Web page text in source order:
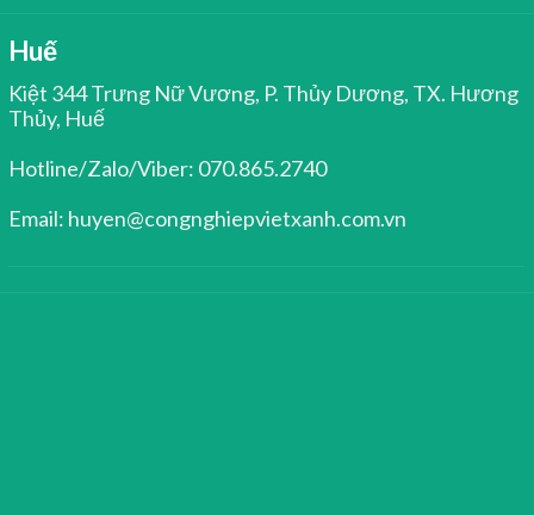
Huế
Kiệt 344 Trưng Nữ Vương, P. Thủy Dương, TX. Hương
Thủy, Huế
Hotline/Zalo/Viber: 070.865.2740
Email: huyen@congnghiepvietxanh.com.vn